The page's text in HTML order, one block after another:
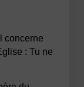
concerne
: Tu ne